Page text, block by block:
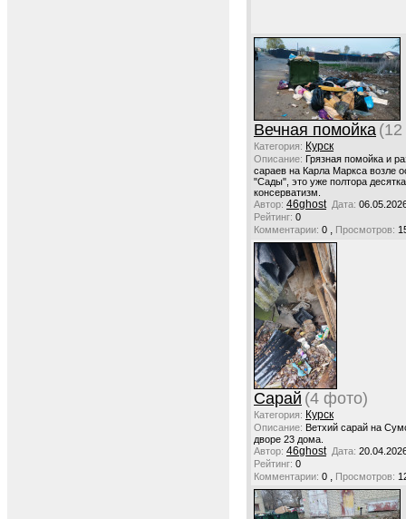
Вечная помойка
Категория: Курск
Описание: Грязная помойка и
сараев на Карла Маркса возле
"Сады", это уже полтора десятка
консерватизм.
Автор: 46ghost Дата:
Рейтинг: 0
Комментарии: 0 , Просмотров:
Сарай (4 фото)
Категория: Курск
Описание: Ветхий сарай на
дворе 23 дома.
Автор: 46ghost Дата:
Рейтинг: 0
Комментарии: 0 , Просмотров: